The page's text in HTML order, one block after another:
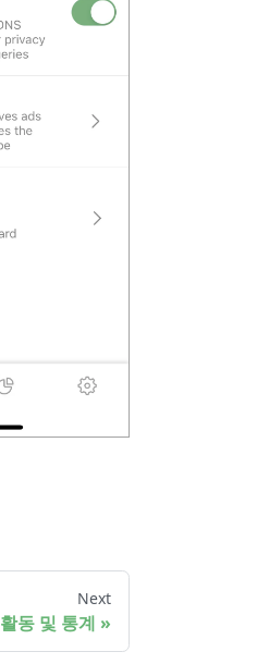
Next
활동 및 통계